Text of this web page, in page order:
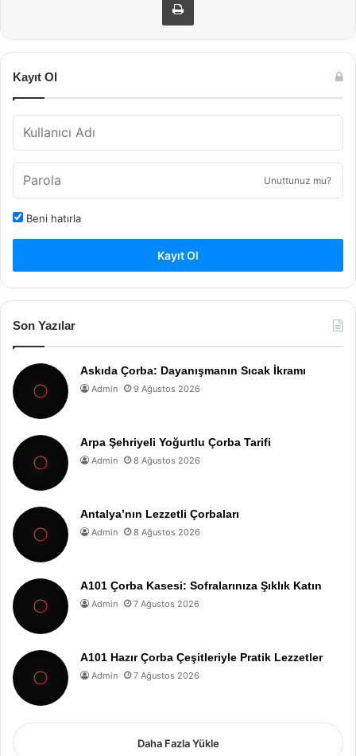
Kayıt Ol
Unuttunuz mu?
Beni hatırla
Kayıt Ol
Son Yazılar
Askıda Çorba: Dayanışmanın Sıcak İkramı
Admin 9 Ağustos 2026
Arpa Şehriyeli Yoğurtlu Çorba Tarifi
Admin 8 Ağustos 2026
Antalya’nın Lezzetli Çorbaları
Admin 8 Ağustos 2026
A101 Çorba Kasesi: Sofralarınıza Şıklık Katın
Admin 7 Ağustos 2026
A101 Hazır Çorba Çeşitleriyle Pratik Lezzetler
Admin 7 Ağustos 2026
Daha Fazla Yükle